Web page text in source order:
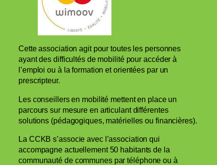
Cette association agit pour toutes les personnes
ayant des difficultés de mobilité pour accéder à
l’emploi ou à la formation et orientées par un
prescripteur.
Les conseillers en mobilité mettent en place un
parcours sur mesure en articulant différentes
solutions (pédagogiques, matérielles ou financières).
La CCKB s’associe avec l’association qui
accompagne actuellement 50 habitants de la
communauté de communes par téléphone ou à